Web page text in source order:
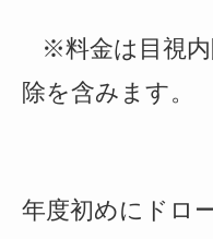
※料金は目視
除を含みます。
年度初めにドロ